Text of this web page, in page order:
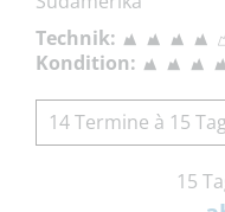
Technik:
Kondition:
14 Termine à 15
15